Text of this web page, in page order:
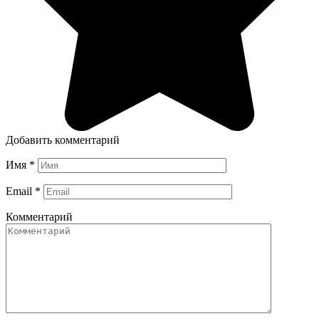
Добавить комментарий
Имя *
Email *
Комментарий